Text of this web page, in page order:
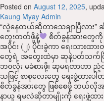
Posted on August 12, 2025,
Kaung Myay Admin
“လွဲနေတယ်ဆိုတာသေချာပြီလား
တွေးတတ်ဖို့နဲ့
စိတ်ခွန်အားတွေ
အပိုင်း (၂) ပိုင်းခွဲကာ ရေးသားထာ
တွေရဲ့ အတွေးထဲမှာ ဆုနဲ့ပတ်သက်ပြီ
ဘ၀လုံး မခံစားဖို့၊ ဆုမရတာဟ
သဖြင့် စာစုလေးတွေ ရေးဖွဲ့ထား
စိတ်ခွန်အားတွေ ဖြစ်စေဖို့ ဘယ်လို
နာယူ ရမလဲဆိုတာမျိုးကို ရေးဖွဲ့ထာ